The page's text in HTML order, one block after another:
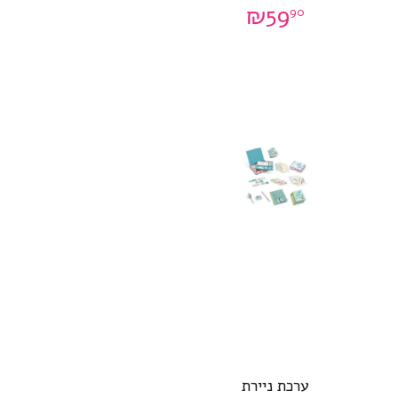
₪5990
ערכת ניירת